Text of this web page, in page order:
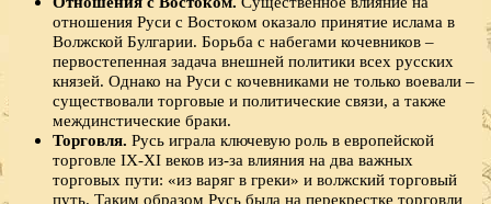
отношения Руси с Востоком оказало принятие ислама в
Волжской Булгарии. Борьба с набегами кочевников –
первостепенная задача внешней политики всех русских
князей. Однако на Руси с кочевниками не только воевали –
существовали торговые и политические связи, а также
междинстические браки.
Торговля. Русь играла ключевую роль в европейской
торговле IX-XI веков из-за влияния на два важных
торговых пути: «из варяг в греки» и волжский торговый
путь. Таким образом Русь была на перекрестке торговли